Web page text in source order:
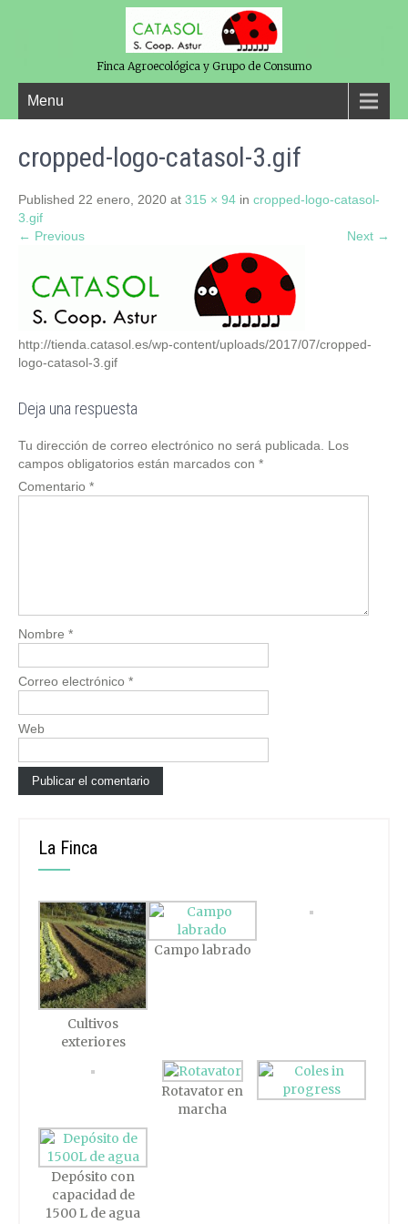
Finca Agroecológica y Grupo de Consumo
Menu
cropped-logo-catasol-3.gif
Published 22 enero, 2020 at 315 × 94 in cropped-logo-catasol-
3.gif
← Previous
Next →
http://tienda.catasol.es/wp-content/uploads/2017/07/cropped-
logo-catasol-3.gif
Deja una respuesta
Tu dirección de correo electrónico no será publicada.
Los
campos obligatorios están marcados con *
Comentario *
Nombre *
Correo electrónico *
Web
La Finca
Cultivos
exteriores
Campo labrado
Rotavator en
marcha
Depósito con
capacidad de
1500 L de agua